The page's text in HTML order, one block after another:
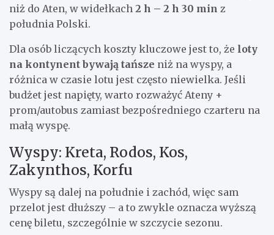
niż do Aten, w widełkach 2 h – 2 h 30 min z
południa Polski.
Dla osób liczących koszty kluczowe jest to, że loty
na kontynent bywają tańsze niż na wyspy, a
różnica w czasie lotu jest często niewielka. Jeśli
budżet jest napięty, warto rozważyć Ateny +
prom/autobus zamiast bezpośredniego czarteru na
małą wyspę.
Wyspy: Kreta, Rodos, Kos,
Zakynthos, Korfu
Wyspy są dalej na południe i zachód, więc sam
przelot jest dłuższy – a to zwykle oznacza wyższą
cenę biletu, szczególnie w szczycie sezonu.